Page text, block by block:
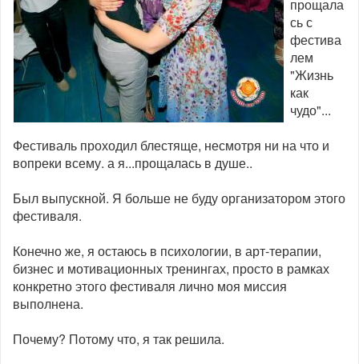
прощала
сь с
фестива
лем
"Жизнь
как
чудо"...
Фестиваль проходил блестяще, несмотря ни на что и
вопреки всему. а я...прощалась в душе..
Был выпускной. Я больше не буду организатором этого
фестиваля.
Конечно же, я остаюсь в психологии, в арт-терапии,
бизнес и мотивационных тренингах, просто в рамках
конкретно этого фестиваля лично моя миссия
выполнена.
Почему? Потому что, я так решила.